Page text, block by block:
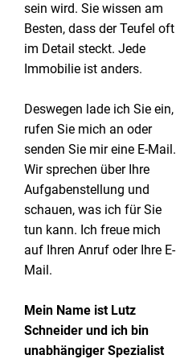
sein wird. Sie wissen am
Besten, dass der Teufel oft
im Detail steckt. Jede
Immobilie ist anders.
Deswegen lade ich Sie ein,
rufen Sie mich an oder
senden Sie mir eine E-Mail.
Wir sprechen über Ihre
Aufgabenstellung und
schauen, was ich für Sie
tun kann. Ich freue mich
auf Ihren Anruf oder Ihre E-
Mail.
Mein Name ist Lutz
Schneider und ich bin
unabhängiger Spezialist